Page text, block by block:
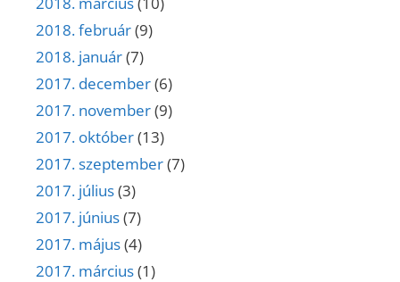
2018. február(9)
2018. január(7)
2017. december(6)
2017. november(9)
2017. október(13)
2017. szeptember(7)
2017. július(3)
2017. június(7)
2017. május(4)
2017. március(1)